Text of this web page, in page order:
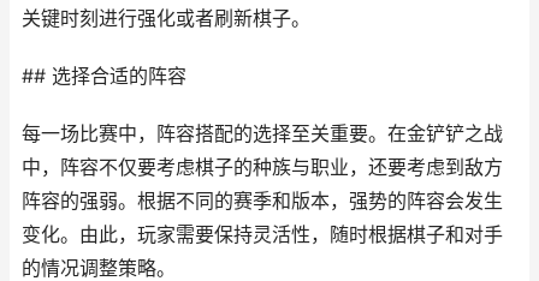
关键时刻进行强化或者刷新棋子。
## 选择合适的阵容
每一场比赛中，阵容搭配的选择至关重要。在金铲铲之战
中，阵容不仅要考虑棋子的种族与职业，还要考虑到敌方
阵容的强弱。根据不同的赛季和版本，强势的阵容会发生
变化。由此，玩家需要保持灵活性，随时根据棋子和对手
的情况调整策略。